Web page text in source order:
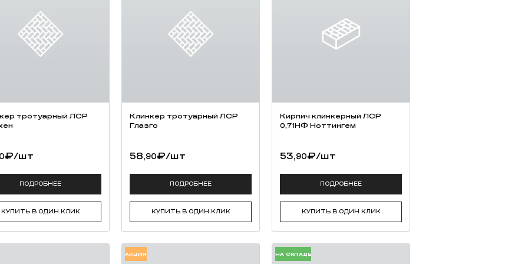
избегая увлажнения и обеспечивая сохранность упаковки, в крытых сухих складских помещениях
Срок хранения в неповрежденной упаковке — 12 месяцев со дня изготовления.
воды происходит щелочная химическая реакция. Следует беречь глаза и кожу от попадания смеси.
тротуарный ЛСР
₽/шт
ПОДРОБНЕЕ
КУПИТЬ В ОДИН КЛИК
Клинкер тротуарный ЛСР
Глазго
58,90₽/шт
ПОДРОБНЕЕ
КУПИТЬ В ОДИН КЛИК
Кирпич клинкерный ЛСР
0,71НФ Ноттингем
53,90₽/шт
ПОДРОБНЕЕ
КУПИТЬ В ОДИН КЛИК
АКЦИЯ НА СКЛАДЕ